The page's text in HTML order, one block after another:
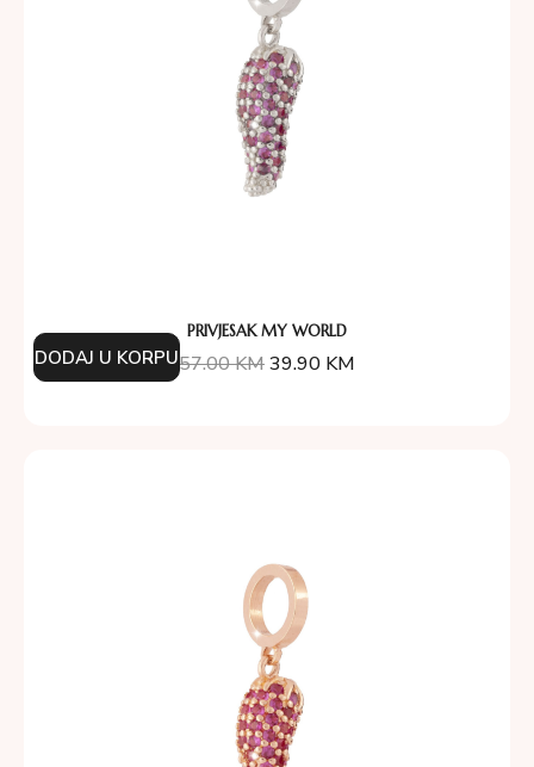
PRIVJESAK MY WORLD
57.00KM39.90 KM
DODAJ U KORPU